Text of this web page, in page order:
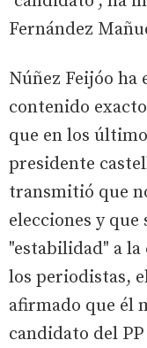
Fernández
Núñez Feijóo ha
contenido
que en los
presidente
transmitió que
elecciones y
"estabilidad" a
los periodistas,
afirmado que él
candidato del